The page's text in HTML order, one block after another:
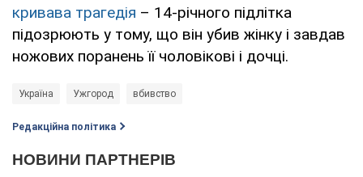
кривава трагедія – 14-річного підлітка
підозрюють у тому, що він убив жінку і завдав
ножових поранень її чоловікові і дочці.
Україна Ужгород вбивство
Редакційна політика